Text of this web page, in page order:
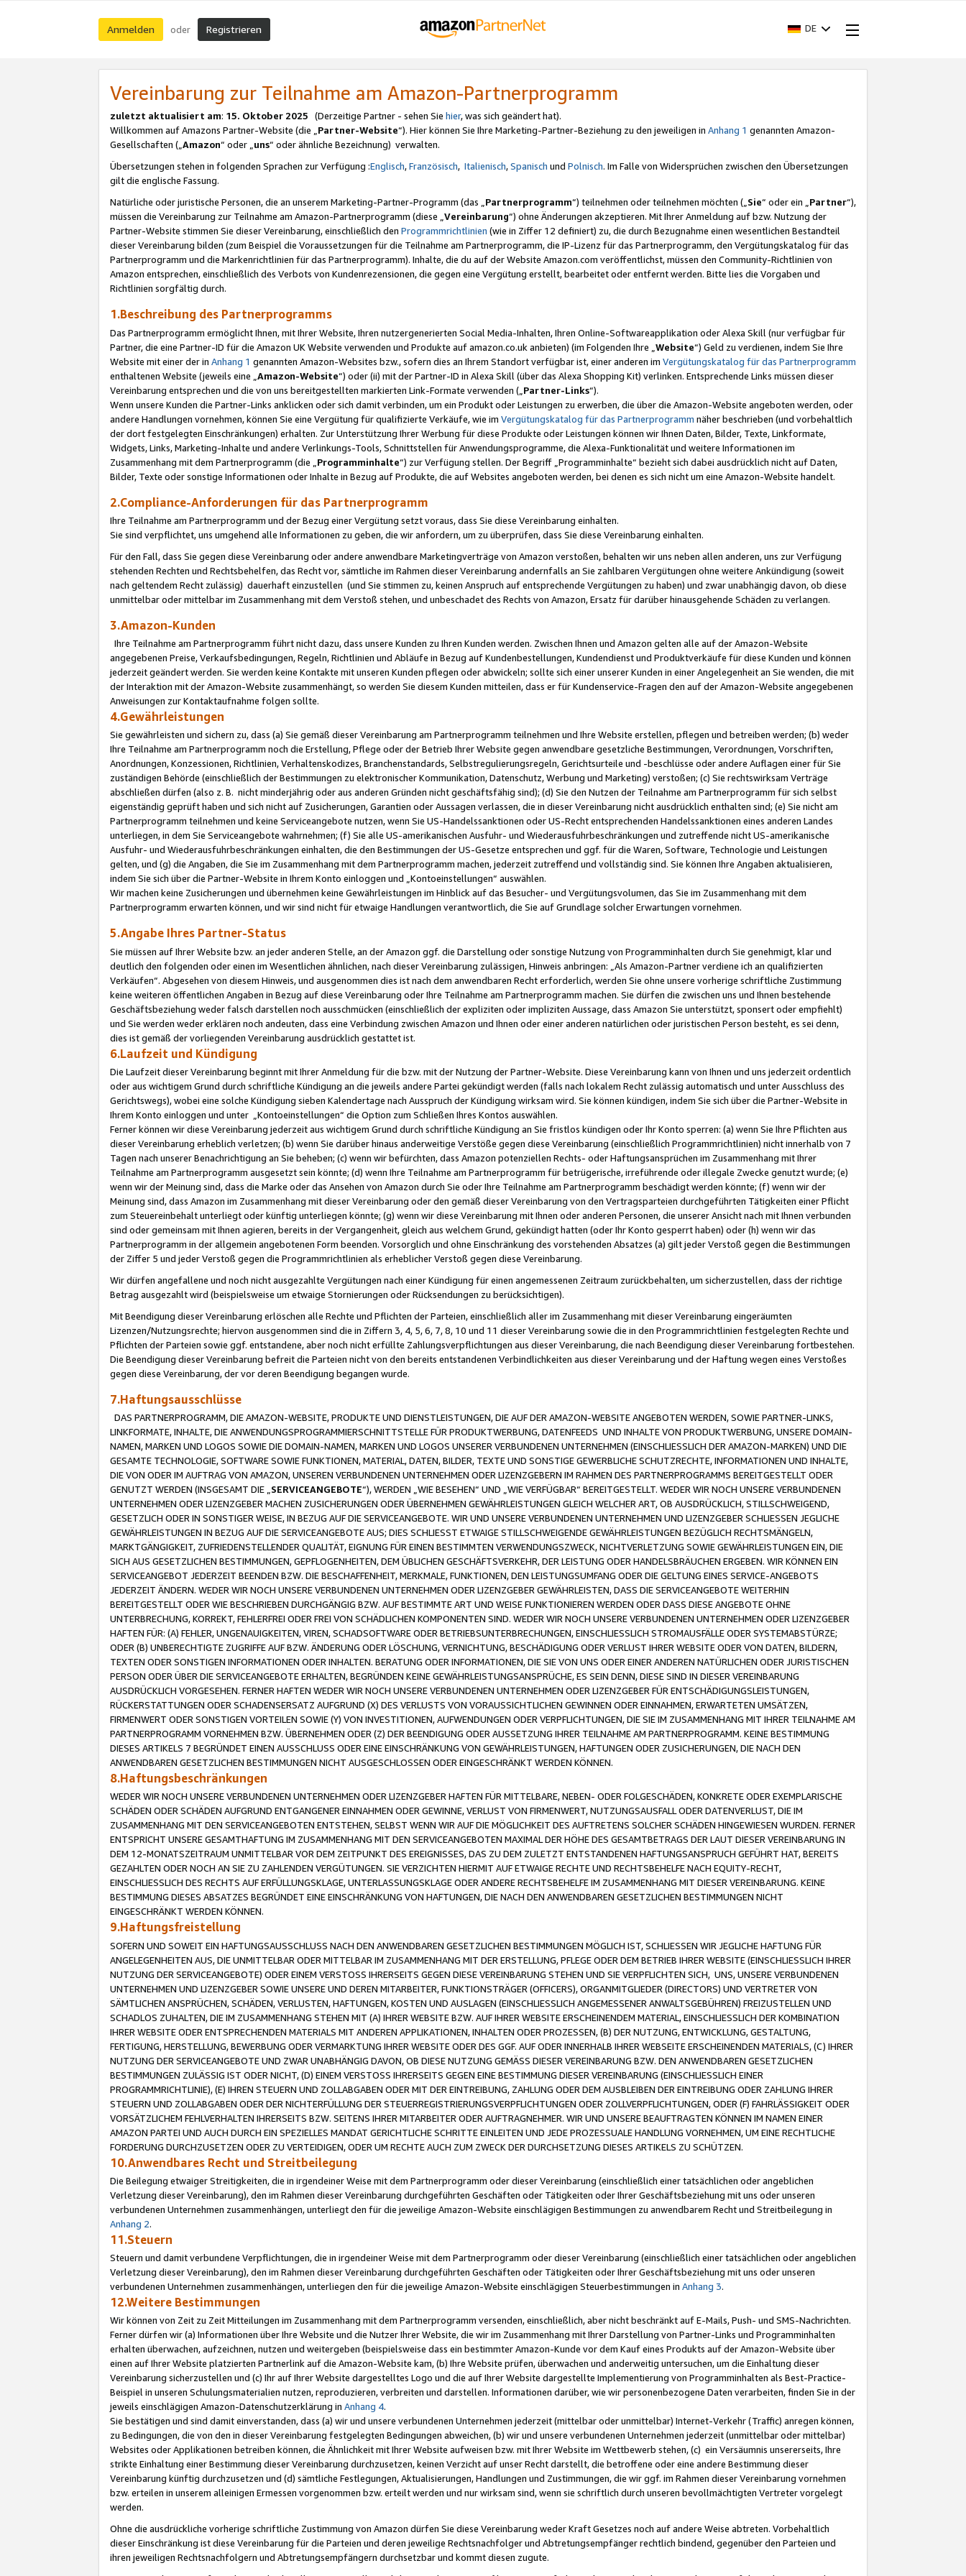
Anmelden oder Registrieren DE
Vereinbarung zur Teilnahme am Amazon-Partnerprogramm
zuletzt aktualisiert am: 15. Oktober 2025 (Derzeitige Partner - sehen Sie hier, was sich geändert hat).
Willkommen auf Amazons Partner-Website (die „Partner-Website“). Hier können Sie Ihre Marketing-Partner-Beziehung zu den jeweiligen in Anhang 1 genannten Amazon-
Gesellschaften („Amazon“ oder „uns“ oder ähnliche Bezeichnung) verwalten.
Übersetzungen stehen in folgenden Sprachen zur Verfügung :Englisch,Französisch, Italienisch,Spanisch und Polnisch. Im Falle von Widersprüchen zwischen den Übersetzungen
gilt die englische Fassung.
Natürliche oder juristische Personen, die an unserem Marketing-Partner-Programm (das „Partnerprogramm“) teilnehmen oder teilnehmen möchten („Sie“ oder ein „Partner“),
müssen die Vereinbarung zur Teilnahme am Amazon-Partnerprogramm (diese „Vereinbarung“) ohne Änderungen akzeptieren. Mit Ihrer Anmeldung auf bzw. Nutzung der
Partner-Website stimmen Sie dieser Vereinbarung, einschließlich den Programmrichtlinien (wie in Ziffer 12 definiert) zu, die durch Bezugnahme einen wesentlichen Bestandteil
dieser Vereinbarung bilden (zum Beispiel die Voraussetzungen für die Teilnahme am Partnerprogramm, die IP-Lizenz für das Partnerprogramm, den Vergütungskatalog für das
Partnerprogramm und die Markenrichtlinien für das Partnerprogramm). Inhalte, die du auf der Website Amazon.com veröffentlichst, müssen den Community-Richtlinien von
Amazon entsprechen, einschließlich des Verbots von Kundenrezensionen, die gegen eine Vergütung erstellt, bearbeitet oder entfernt werden. Bitte lies die Vorgaben und
Richtlinien sorgfältig durch.
1.Beschreibung des Partnerprogramms
Das Partnerprogramm ermöglicht Ihnen, mit Ihrer Website, Ihren nutzergenerierten Social Media-Inhalten, Ihren Online-Softwareapplikation oder Alexa Skill (nur verfügbar für
Partner, die eine Partner-ID für die Amazon UK Website verwenden und Produkte auf amazon.co.uk anbieten) (im Folgenden Ihre „ Website“) Geld zu verdienen, indem Sie Ihre
Website mit einer der in Anhang 1 genannten Amazon-Websites bzw., sofern dies an Ihrem Standort verfügbar ist, einer anderen im Vergütungskatalog für das Partnerprogramm
enthaltenen Website (jeweils eine „ Amazon-Website“) oder (ii) mit der Partner-ID in Alexa Skill (über das Alexa Shopping Kit) verlinken. Entsprechende Links müssen dieser
Vereinbarung entsprechen und die von uns bereitgestellten markierten Link-Formate verwenden („ Partner-Links“).
Wenn unsere Kunden die Partner-Links anklicken oder sich damit verbinden, um ein Produkt oder Leistungen zu erwerben, die über die Amazon-Website angeboten werden, oder
andere Handlungen vornehmen, können Sie eine Vergütung für qualifizierte Verkäufe, wie im Vergütungskatalog für das Partnerprogramm näher beschrieben (und vorbehaltlich
der dort festgelegten Einschränkungen) erhalten. Zur Unterstützung Ihrer Werbung für diese Produkte oder Leistungen können wir Ihnen Daten, Bilder, Texte, Linkformate,
Widgets, Links, Marketing-Inhalte und andere Verlinkungs-Tools, Schnittstellen für Anwendungsprogramme, die Alexa-Funktionalität und weitere Informationen im
Zusammenhang mit dem Partnerprogramm (die „ Programminhalte“) zur Verfügung stellen. Der Begriff „Programminhalte“ bezieht sich dabei ausdrücklich nicht auf Daten,
Bilder, Texte oder sonstige Informationen oder Inhalte in Bezug auf Produkte, die auf Websites angeboten werden, bei denen es sich nicht um eine Amazon-Website handelt.
2.Compliance-Anforderungen für das Partnerprogramm
Ihre Teilnahme am Partnerprogramm und der Bezug einer Vergütung setzt voraus, dass Sie diese Vereinbarung einhalten.
Sie sind verpflichtet, uns umgehend alle Informationen zu geben, die wir anfordern, um zu überprüfen, dass Sie diese Vereinbarung einhalten.
Für den Fall, dass Sie gegen diese Vereinbarung oder andere anwendbare Marketingverträge von Amazon verstoßen, behalten wir uns neben allen anderen, uns zur Verfügung
stehenden Rechten und Rechtsbehelfen, das Recht vor, sämtliche im Rahmen dieser Vereinbarung andernfalls an Sie zahlbaren Vergütungen ohne weitere Ankündigung (soweit
nach geltendem Recht zulässig) dauerhaft einzustellen (und Sie stimmen zu, keinen Anspruch auf entsprechende Vergütungen zu haben) und zwar unabhängig davon, ob diese
unmittelbar oder mittelbar im Zusammenhang mit dem Verstoß stehen, und unbeschadet des Rechts von Amazon, Ersatz für darüber hinausgehende Schäden zu verlangen.
3.Amazon-Kunden
Ihre Teilnahme am Partnerprogramm führt nicht dazu, dass unsere Kunden zu Ihren Kunden werden. Zwischen Ihnen und Amazon gelten alle auf der Amazon-Website
angegebenen Preise, Verkaufsbedingungen, Regeln, Richtlinien und Abläufe in Bezug auf Kundenbestellungen, Kundendienst und Produktverkäufe für diese Kunden und können
jederzeit geändert werden. Sie werden keine Kontakte mit unseren Kunden pflegen oder abwickeln; sollte sich einer unserer Kunden in einer Angelegenheit an Sie wenden, die mit
der Interaktion mit der Amazon-Website zusammenhängt, so werden Sie diesem Kunden mitteilen, dass er für Kundenservice-Fragen den auf der Amazon-Website angegebenen
Anweisungen zur Kontaktaufnahme folgen sollte.
4.Gewährleistungen
Sie gewährleisten und sichern zu, dass (a) Sie gemäß dieser Vereinbarung am Partnerprogramm teilnehmen und Ihre Website erstellen, pflegen und betreiben werden; (b) weder
Ihre Teilnahme am Partnerprogramm noch die Erstellung, Pflege oder der Betrieb Ihrer Website gegen anwendbare gesetzliche Bestimmungen, Verordnungen, Vorschriften,
Anordnungen, Konzessionen, Richtlinien, Verhaltenskodizes, Branchenstandards, Selbstregulierungsregeln, Gerichtsurteile und -beschlüsse oder andere Auflagen einer für Sie
zuständigen Behörde (einschließlich der Bestimmungen zu elektronischer Kommunikation, Datenschutz, Werbung und Marketing) verstoßen; (c) Sie rechtswirksam Verträge
abschließen dürfen (also z. B. nicht minderjährig oder aus anderen Gründen nicht geschäftsfähig sind); (d) Sie den Nutzen der Teilnahme am Partnerprogramm für sich selbst
eigenständig geprüft haben und sich nicht auf Zusicherungen, Garantien oder Aussagen verlassen, die in dieser Vereinbarung nicht ausdrücklich enthalten sind; (e) Sie nicht am
Partnerprogramm teilnehmen und keine Serviceangebote nutzen, wenn Sie US-Handelssanktionen oder US-Recht entsprechenden Handelssanktionen eines anderen Landes
unterliegen, in dem Sie Serviceangebote wahrnehmen; (f) Sie alle US-amerikanischen Ausfuhr- und Wiederausfuhrbeschränkungen und zutreffende nicht US-amerikanische
Ausfuhr- und Wiederausfuhrbeschränkungen einhalten, die den Bestimmungen der US-Gesetze entsprechen und ggf. für die Waren, Software, Technologie und Leistungen
gelten, und (g) die Angaben, die Sie im Zusammenhang mit dem Partnerprogramm machen, jederzeit zutreffend und vollständig sind. Sie können Ihre Angaben aktualisieren,
indem Sie sich über die Partner-Website in Ihrem Konto einloggen und „Kontoeinstellungen“ auswählen.
Wir machen keine Zusicherungen und übernehmen keine Gewährleistungen im Hinblick auf das Besucher- und Vergütungsvolumen, das Sie im Zusammenhang mit dem
Partnerprogramm erwarten können, und wir sind nicht für etwaige Handlungen verantwortlich, die Sie auf Grundlage solcher Erwartungen vornehmen.
5.Angabe Ihres Partner-Status
Sie müssen auf Ihrer Website bzw. an jeder anderen Stelle, an der Amazon ggf. die Darstellung oder sonstige Nutzung von Programminhalten durch Sie genehmigt, klar und
deutlich den folgenden oder einen im Wesentlichen ähnlichen, nach dieser Vereinbarung zulässigen, Hinweis anbringen: „Als Amazon-Partner verdiene ich an qualifizierten
Verkäufen“. Abgesehen von diesem Hinweis, und ausgenommen dies ist nach dem anwendbaren Recht erforderlich, werden Sie ohne unsere vorherige schriftliche Zustimmung
keine weiteren öffentlichen Angaben in Bezug auf diese Vereinbarung oder Ihre Teilnahme am Partnerprogramm machen. Sie dürfen die zwischen uns und Ihnen bestehende
Geschäftsbeziehung weder falsch darstellen noch ausschmücken (einschließlich der expliziten oder impliziten Aussage, dass Amazon Sie unterstützt, sponsert oder empfiehlt)
und Sie werden weder erklären noch andeuten, dass eine Verbindung zwischen Amazon und Ihnen oder einer anderen natürlichen oder juristischen Person besteht, es sei denn,
dies ist gemäß der vorliegenden Vereinbarung ausdrücklich gestattet ist.
6.Laufzeit und Kündigung
Die Laufzeit dieser Vereinbarung beginnt mit Ihrer Anmeldung für die bzw. mit der Nutzung der Partner-Website. Diese Vereinbarung kann von Ihnen und uns jederzeit ordentlich
oder aus wichtigem Grund durch schriftliche Kündigung an die jeweils andere Partei gekündigt werden (falls nach lokalem Recht zulässig automatisch und unter Ausschluss des
Gerichtswegs), wobei eine solche Kündigung sieben Kalendertage nach Ausspruch der Kündigung wirksam wird. Sie können kündigen, indem Sie sich über die Partner-Website in
Ihrem Konto einloggen und unter „Kontoeinstellungen“ die Option zum Schließen Ihres Kontos auswählen.
Ferner können wir diese Vereinbarung jederzeit aus wichtigem Grund durch schriftliche Kündigung an Sie fristlos kündigen oder Ihr Konto sperren: (a) wenn Sie Ihre Pflichten aus
dieser Vereinbarung erheblich verletzen; (b) wenn Sie darüber hinaus anderweitige Verstöße gegen diese Vereinbarung (einschließlich Programmrichtlinien) nicht innerhalb von 7
Tagen nach unserer Benachrichtigung an Sie beheben; (c) wenn wir befürchten, dass Amazon potenziellen Rechts- oder Haftungsansprüchen im Zusammenhang mit Ihrer
Teilnahme am Partnerprogramm ausgesetzt sein könnte; (d) wenn Ihre Teilnahme am Partnerprogramm für betrügerische, irreführende oder illegale Zwecke genutzt wurde; (e)
wenn wir der Meinung sind, dass die Marke oder das Ansehen von Amazon durch Sie oder Ihre Teilnahme am Partnerprogramm beschädigt werden könnte; (f) wenn wir der
Meinung sind, dass Amazon im Zusammenhang mit dieser Vereinbarung oder den gemäß dieser Vereinbarung von den Vertragsparteien durchgeführten Tätigkeiten einer Pflicht
zum Steuereinbehalt unterliegt oder künftig unterliegen könnte; (g) wenn wir diese Vereinbarung mit Ihnen oder anderen Personen, die unserer Ansicht nach mit Ihnen verbunden
sind oder gemeinsam mit Ihnen agieren, bereits in der Vergangenheit, gleich aus welchem Grund, gekündigt hatten (oder Ihr Konto gesperrt haben) oder (h) wenn wir das
Partnerprogramm in der allgemein angebotenen Form beenden. Vorsorglich und ohne Einschränkung des vorstehenden Absatzes (a) gilt jeder Verstoß gegen die Bestimmungen
der Ziffer 5 und jeder Verstoß gegen die Programmrichtlinien als erheblicher Verstoß gegen diese Vereinbarung.
Wir dürfen angefallene und noch nicht ausgezahlte Vergütungen nach einer Kündigung für einen angemessenen Zeitraum zurückbehalten, um sicherzustellen, dass der richtige
Betrag ausgezahlt wird (beispielsweise um etwaige Stornierungen oder Rücksendungen zu berücksichtigen).
Mit Beendigung dieser Vereinbarung erlöschen alle Rechte und Pflichten der Parteien, einschließlich aller im Zusammenhang mit dieser Vereinbarung eingeräumten
Lizenzen/Nutzungsrechte; hiervon ausgenommen sind die in Ziffern 3, 4, 5, 6, 7, 8, 10 und 11 dieser Vereinbarung sowie die in den Programmrichtlinien festgelegten Rechte und
Pflichten der Parteien sowie ggf. entstandene, aber noch nicht erfüllte Zahlungsverpflichtungen aus dieser Vereinbarung, die nach Beendigung dieser Vereinbarung fortbestehen.
Die Beendigung dieser Vereinbarung befreit die Parteien nicht von den bereits entstandenen Verbindlichkeiten aus dieser Vereinbarung und der Haftung wegen eines Verstoßes
gegen diese Vereinbarung, der vor deren Beendigung begangen wurde.
7.Haftungsausschlüsse
DAS PARTNERPROGRAMM, DIE AMAZON-WEBSITE, PRODUKTE UND DIENSTLEISTUNGEN, DIE AUF DER AMAZON-WEBSITE ANGEBOTEN WERDEN, SOWIE PARTNER-LINKS,
LINKFORMATE, INHALTE, DIE ANWENDUNGSPROGRAMMIERSCHNITTSTELLE FÜR PRODUKTWERBUNG, DATENFEEDS UND INHALTE VON PRODUKTWERBUNG, UNSERE DOMAIN-
NAMEN, MARKEN UND LOGOS SOWIE DIE DOMAIN-NAMEN, MARKEN UND LOGOS UNSERER VERBUNDENEN UNTERNEHMEN (EINSCHLIESSLICH DER AMAZON-MARKEN) UND DIE
GESAMTE TECHNOLOGIE, SOFTWARE SOWIE FUNKTIONEN, MATERIAL, DATEN, BILDER, TEXTE UND SONSTIGE GEWERBLICHE SCHUTZRECHTE, INFORMATIONEN UND INHALTE,
DIE VON ODER IM AUFTRAG VON AMAZON, UNSEREN VERBUNDENEN UNTERNEHMEN ODER LIZENZGEBERN IM RAHMEN DES PARTNERPROGRAMMS BEREITGESTELLT ODER
GENUTZT WERDEN (INSGESAMT DIE „ SERVICEANGEBOTE“), WERDEN „WIE BESEHEN“ UND „WIE VERFÜGBAR“ BEREITGESTELLT. WEDER WIR NOCH UNSERE VERBUNDENEN
UNTERNEHMEN ODER LIZENZGEBER MACHEN ZUSICHERUNGEN ODER ÜBERNEHMEN GEWÄHRLEISTUNGEN GLEICH WELCHER ART, OB AUSDRÜCKLICH, STILLSCHWEIGEND,
GESETZLICH ODER IN SONSTIGER WEISE, IN BEZUG AUF DIE SERVICEANGEBOTE. WIR UND UNSERE VERBUNDENEN UNTERNEHMEN UND LIZENZGEBER SCHLIESSEN JEGLICHE
GEWÄHRLEISTUNGEN IN BEZUG AUF DIE SERVICEANGEBOTE AUS; DIES SCHLIESST ETWAIGE STILLSCHWEIGENDE GEWÄHRLEISTUNGEN BEZÜGLICH RECHTSMÄNGELN,
MARKTGÄNGIGKEIT, ZUFRIEDENSTELLENDER QUALITÄT, EIGNUNG FÜR EINEN BESTIMMTEN VERWENDUNGSZWECK, NICHTVERLETZUNG SOWIE GEWÄHRLEISTUNGEN EIN, DIE
SICH AUS GESETZLICHEN BESTIMMUNGEN, GEPFLOGENHEITEN, DEM ÜBLICHEN GESCHÄFTSVERKEHR, DER LEISTUNG ODER HANDELSBRÄUCHEN ERGEBEN. WIR KÖNNEN EIN
SERVICEANGEBOT JEDERZEIT BEENDEN BZW. DIE BESCHAFFENHEIT, MERKMALE, FUNKTIONEN, DEN LEISTUNGSUMFANG ODER DIE GELTUNG EINES SERVICE-ANGEBOTS
JEDERZEIT ÄNDERN. WEDER WIR NOCH UNSERE VERBUNDENEN UNTERNEHMEN ODER LIZENZGEBER GEWÄHRLEISTEN, DASS DIE SERVICEANGEBOTE WEITERHIN
BEREITGESTELLT ODER WIE BESCHRIEBEN DURCHGÄNGIG BZW. AUF BESTIMMTE ART UND WEISE FUNKTIONIEREN WERDEN ODER DASS DIESE ANGEBOTE OHNE
UNTERBRECHUNG, KORREKT, FEHLERFREI ODER FREI VON SCHÄDLICHEN KOMPONENTEN SIND. WEDER WIR NOCH UNSERE VERBUNDENEN UNTERNEHMEN ODER LIZENZGEBER
HAFTEN FÜR: (A) FEHLER, UNGENAUIGKEITEN, VIREN, SCHADSOFTWARE ODER BETRIEBSUNTERBRECHUNGEN, EINSCHLIESSLICH STROMAUSFÄLLE ODER SYSTEMABSTÜRZE;
ODER (B) UNBERECHTIGTE ZUGRIFFE AUF BZW. ÄNDERUNG ODER LÖSCHUNG, VERNICHTUNG, BESCHÄDIGUNG ODER VERLUST IHRER WEBSITE ODER VON DATEN, BILDERN,
TEXTEN ODER SONSTIGEN INFORMATIONEN ODER INHALTEN. BERATUNG ODER INFORMATIONEN, DIE SIE VON UNS ODER EINER ANDEREN NATÜRLICHEN ODER JURISTISCHEN
PERSON ODER ÜBER DIE SERVICEANGEBOTE ERHALTEN, BEGRÜNDEN KEINE GEWÄHRLEISTUNGSANSPRÜCHE, ES SEIN DENN, DIESE SIND IN DIESER VEREINBARUNG
AUSDRÜCKLICH VORGESEHEN. FERNER HAFTEN WEDER WIR NOCH UNSERE VERBUNDENEN UNTERNEHMEN ODER LIZENZGEBER FÜR ENTSCHÄDIGUNGSLEISTUNGEN,
RÜCKERSTATTUNGEN ODER SCHADENSERSATZ AUFGRUND (X) DES VERLUSTS VON VORAUSSICHTLICHEN GEWINNEN ODER EINNAHMEN, ERWARTETEN UMSÄTZEN,
FIRMENWERT ODER SONSTIGEN VORTEILEN SOWIE (Y) VON INVESTITIONEN, AUFWENDUNGEN ODER VERPFLICHTUNGEN, DIE SIE IM ZUSAMMENHANG MIT IHRER TEILNAHME AM
PARTNERPROGRAMM VORNEHMEN BZW. ÜBERNEHMEN ODER (Z) DER BEENDIGUNG ODER AUSSETZUNG IHRER TEILNAHME AM PARTNERPROGRAMM. KEINE BESTIMMUNG
DIESES ARTIKELS 7 BEGRÜNDET EINEN AUSSCHLUSS ODER EINE EINSCHRÄNKUNG VON GEWÄHRLEISTUNGEN, HAFTUNGEN ODER ZUSICHERUNGEN, DIE NACH DEN
ANWENDBAREN GESETZLICHEN BESTIMMUNGEN NICHT AUSGESCHLOSSEN ODER EINGESCHRÄNKT WERDEN KÖNNEN.
8.Haftungsbeschränkungen
WEDER WIR NOCH UNSERE VERBUNDENEN UNTERNEHMEN ODER LIZENZGEBER HAFTEN FÜR MITTELBARE, NEBEN- ODER FOLGESCHÄDEN, KONKRETE ODER EXEMPLARISCHE
SCHÄDEN ODER SCHÄDEN AUFGRUND ENTGANGENER EINNAHMEN ODER GEWINNE, VERLUST VON FIRMENWERT, NUTZUNGSAUSFALL ODER DATENVERLUST, DIE IM
ZUSAMMENHANG MIT DEN SERVICEANGEBOTEN ENTSTEHEN, SELBST WENN WIR AUF DIE MÖGLICHKEIT DES AUFTRETENS SOLCHER SCHÄDEN HINGEWIESEN WURDEN. FERNER
ENTSPRICHT UNSERE GESAMTHAFTUNG IM ZUSAMMENHANG MIT DEN SERVICEANGEBOTEN MAXIMAL DER HÖHE DES GESAMTBETRAGS DER LAUT DIESER VEREINBARUNG IN
DEM 12-MONATSZEITRAUM UNMITTELBAR VOR DEM ZEITPUNKT DES EREIGNISSES, DAS ZU DEM ZULETZT ENTSTANDENEN HAFTUNGSANSPRUCH GEFÜHRT HAT, BEREITS
GEZAHLTEN ODER NOCH AN SIE ZU ZAHLENDEN VERGÜTUNGEN. SIE VERZICHTEN HIERMIT AUF ETWAIGE RECHTE UND RECHTSBEHELFE NACH EQUITY-RECHT,
EINSCHLIESSLICH DES RECHTS AUF ERFÜLLUNGSKLAGE, UNTERLASSUNGSKLAGE ODER ANDERE RECHTSBEHELFE IM ZUSAMMENHANG MIT DIESER VEREINBARUNG. KEINE
BESTIMMUNG DIESES ABSATZES BEGRÜNDET EINE EINSCHRÄNKUNG VON HAFTUNGEN, DIE NACH DEN ANWENDBAREN GESETZLICHEN BESTIMMUNGEN NICHT
EINGESCHRÄNKT WERDEN KÖNNEN.
9.Haftungsfreistellung
SOFERN UND SOWEIT EIN HAFTUNGSAUSSCHLUSS NACH DEN ANWENDBAREN GESETZLICHEN BESTIMMUNGEN MÖGLICH IST, SCHLIESSEN WIR JEGLICHE HAFTUNG FÜR
ANGELEGENHEITEN AUS, DIE UNMITTELBAR ODER MITTELBAR IM ZUSAMMENHANG MIT DER ERSTELLUNG, PFLEGE ODER DEM BETRIEB IHRER WEBSITE (EINSCHLIESSLICH IHRER
NUTZUNG DER SERVICEANGEBOTE) ODER EINEM VERSTOSS IHRERSEITS GEGEN DIESE VEREINBARUNG STEHEN UND SIE VERPFLICHTEN SICH, UNS, UNSERE VERBUNDENEN
UNTERNEHMEN UND LIZENZGEBER SOWIE UNSERE UND DEREN MITARBEITER, FUNKTIONSTRÄGER (OFFICERS), ORGANMITGLIEDER (DIRECTORS) UND VERTRETER VON
SÄMTLICHEN ANSPRÜCHEN, SCHÄDEN, VERLUSTEN, HAFTUNGEN, KOSTEN UND AUSLAGEN (EINSCHLIESSLICH ANGEMESSENER ANWALTSGEBÜHREN) FREIZUSTELLEN UND
SCHADLOS ZUHALTEN, DIE IM ZUSAMMENHANG STEHEN MIT (A) IHRER WEBSITE BZW. AUF IHRER WEBSITE ERSCHEINENDEM MATERIAL, EINSCHLIESSLICH DER KOMBINATION
IHRER WEBSITE ODER ENTSPRECHENDEN MATERIALS MIT ANDEREN APPLIKATIONEN, INHALTEN ODER PROZESSEN, (B) DER NUTZUNG, ENTWICKLUNG, GESTALTUNG,
FERTIGUNG, HERSTELLUNG, BEWERBUNG ODER VERMARKTUNG IHRER WEBSITE ODER DES GGF. AUF ODER INNERHALB IHRER WEBSEITE ERSCHEINENDEN MATERIALS, (C) IHRER
NUTZUNG DER SERVICEANGEBOTE UND ZWAR UNABHÄNGIG DAVON, OB DIESE NUTZUNG GEMÄSS DIESER VEREINBARUNG BZW. DEN ANWENDBAREN GESETZLICHEN
BESTIMMUNGEN ZULÄSSIG IST ODER NICHT, (D) EINEM VERSTOSS IHRERSEITS GEGEN EINE BESTIMMUNG DIESER VEREINBARUNG (EINSCHLIESSLICH EINER
PROGRAMMRICHTLINIE), (E) IHREN STEUERN UND ZOLLABGABEN ODER MIT DER EINTREIBUNG, ZAHLUNG ODER DEM AUSBLEIBEN DER EINTREIBUNG ODER ZAHLUNG IHRER
STEUERN UND ZOLLABGABEN ODER DER NICHTERFÜLLUNG DER STEUERREGISTRIERUNGSVERPFLICHTUNGEN ODER ZOLLVERPFLICHTUNGEN, ODER (F) FAHRLÄSSIGKEIT ODER
VORSÄTZLICHEM FEHLVERHALTEN IHRERSEITS BZW. SEITENS IHRER MITARBEITER ODER AUFTRAGNEHMER. WIR UND UNSERE BEAUFTRAGTEN KÖNNEN IM NAMEN EINER
AMAZON PARTEI UND AUCH DURCH EIN SPEZIELLES MANDAT GERICHTLICHE SCHRITTE EINLEITEN UND JEDE PROZESSUALE HANDLUNG VORNEHMEN, UM EINE RECHTLICHE
FORDERUNG DURCHZUSETZEN ODER ZU VERTEIDIGEN, ODER UM RECHTE AUCH ZUM ZWECK DER DURCHSETZUNG DIESES ARTIKELS ZU SCHÜTZEN.
10.Anwendbares Recht und Streitbeilegung
Die Beilegung etwaiger Streitigkeiten, die in irgendeiner Weise mit dem Partnerprogramm oder dieser Vereinbarung (einschließlich einer tatsächlichen oder angeblichen
Verletzung dieser Vereinbarung), den im Rahmen dieser Vereinbarung durchgeführten Geschäften oder Tätigkeiten oder Ihrer Geschäftsbeziehung mit uns oder unseren
verbundenen Unternehmen zusammenhängen, unterliegt den für die jeweilige Amazon-Website einschlägigen Bestimmungen zu anwendbarem Recht und Streitbeilegung in
Anhang 2.
11.Steuern
Steuern und damit verbundene Verpflichtungen, die in irgendeiner Weise mit dem Partnerprogramm oder dieser Vereinbarung (einschließlich einer tatsächlichen oder angeblichen
Verletzung dieser Vereinbarung), den im Rahmen dieser Vereinbarung durchgeführten Geschäften oder Tätigkeiten oder Ihrer Geschäftsbeziehung mit uns oder unseren
verbundenen Unternehmen zusammenhängen, unterliegen den für die jeweilige Amazon-Website einschlägigen Steuerbestimmungen in Anhang 3.
12.Weitere Bestimmungen
Wir können von Zeit zu Zeit Mitteilungen im Zusammenhang mit dem Partnerprogramm versenden, einschließlich, aber nicht beschränkt auf E-Mails, Push- und SMS-Nachrichten.
Ferner dürfen wir (a) Informationen über Ihre Website und die Nutzer Ihrer Website, die wir im Zusammenhang mit Ihrer Darstellung von Partner-Links und Programminhalten
erhalten überwachen, aufzeichnen, nutzen und weitergeben (beispielsweise dass ein bestimmter Amazon-Kunde vor dem Kauf eines Produkts auf der Amazon-Website über
einen auf Ihrer Website platzierten Partnerlink auf die Amazon-Website kam, (b) Ihre Website prüfen, überwachen und anderweitig untersuchen, um die Einhaltung dieser
Vereinbarung sicherzustellen und (c) Ihr auf Ihrer Website dargestelltes Logo und die auf Ihrer Website dargestellte Implementierung von Programminhalten als Best-Practice-
Beispiel in unseren Schulungsmaterialien nutzen, reproduzieren, verbreiten und darstellen. Informationen darüber, wie wir personenbezogene Daten verarbeiten, finden Sie in der
jeweils einschlägigen Amazon-Datenschutzerklärung in Anhang 4.
Sie bestätigen und sind damit einverstanden, dass (a) wir und unsere verbundenen Unternehmen jederzeit (mittelbar oder unmittelbar) Internet-Verkehr (Traffic) anregen können,
zu Bedingungen, die von den in dieser Vereinbarung festgelegten Bedingungen abweichen, (b) wir und unsere verbundenen Unternehmen jederzeit (unmittelbar oder mittelbar)
Websites oder Applikationen betreiben können, die Ähnlichkeit mit Ihrer Website aufweisen bzw. mit Ihrer Website im Wettbewerb stehen, (c) ein Versäumnis unsererseits, Ihre
strikte Einhaltung einer Bestimmung dieser Vereinbarung durchzusetzen, keinen Verzicht auf unser Recht darstellt, die betroffene oder eine andere Bestimmung dieser
Vereinbarung künftig durchzusetzen und (d) sämtliche Festlegungen, Aktualisierungen, Handlungen und Zustimmungen, die wir ggf. im Rahmen dieser Vereinbarung vornehmen
bzw. erteilen in unserem alleinigen Ermessen vorgenommen bzw. erteilt werden und nur wirksam sind, wenn sie schriftlich durch unseren bevollmächtigten Vertreter vorgelegt
werden.
Ohne die ausdrückliche vorherige schriftliche Zustimmung von Amazon dürfen Sie diese Vereinbarung weder Kraft Gesetzes noch auf andere Weise abtreten. Vorbehaltlich
dieser Einschränkung ist diese Vereinbarung für die Parteien und deren jeweilige Rechtsnachfolger und Abtretungsempfänger rechtlich bindend, gegenüber den Parteien und
ihren jeweiligen Rechtsnachfolgern und Abtretungsempfängern durchsetzbar und kommt diesen zugute.